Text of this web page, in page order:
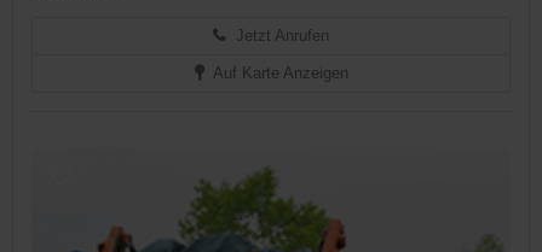
Jetzt Anrufen
Auf Karte Anzeigen